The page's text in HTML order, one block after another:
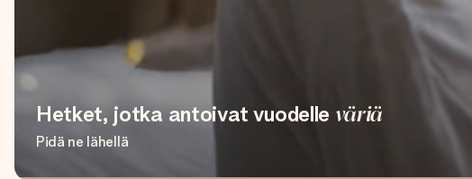
Hetket, jotka antoivat vuodelle väriä
Pidä ne lähellä